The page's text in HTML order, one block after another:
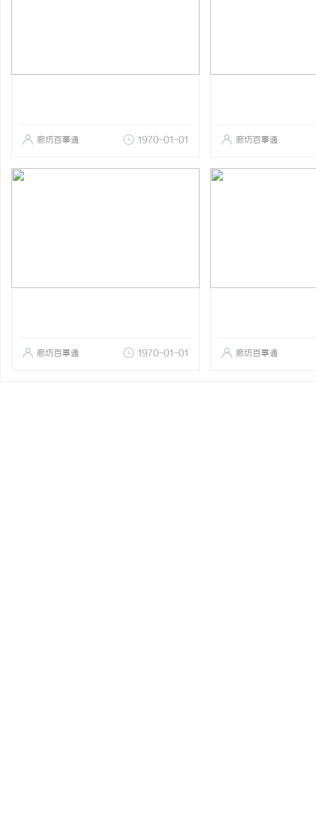
廊坊百事通 1970-01-01 廊坊百事通
廊坊百事通 1970-01-01 廊坊百事通